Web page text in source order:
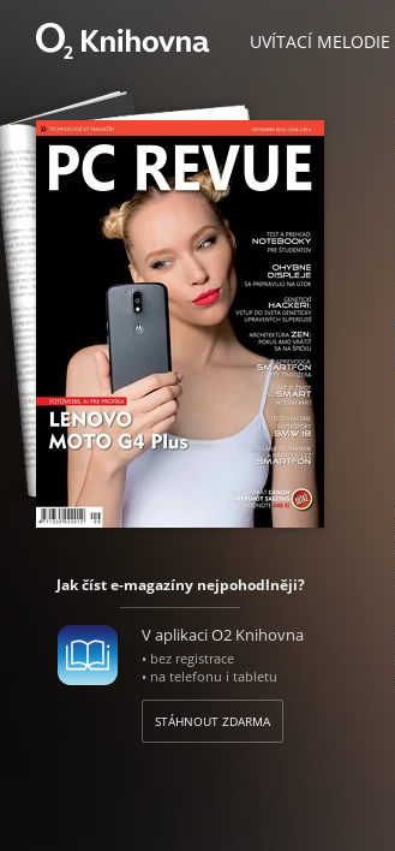
UVÍTACÍ MELODIE
Jak číst e-magazíny nejpohodlněji?
V aplikaci O2 Knihovna
• bez registrace
• na telefonu i tabletu
STÁHNOUT ZDARMA